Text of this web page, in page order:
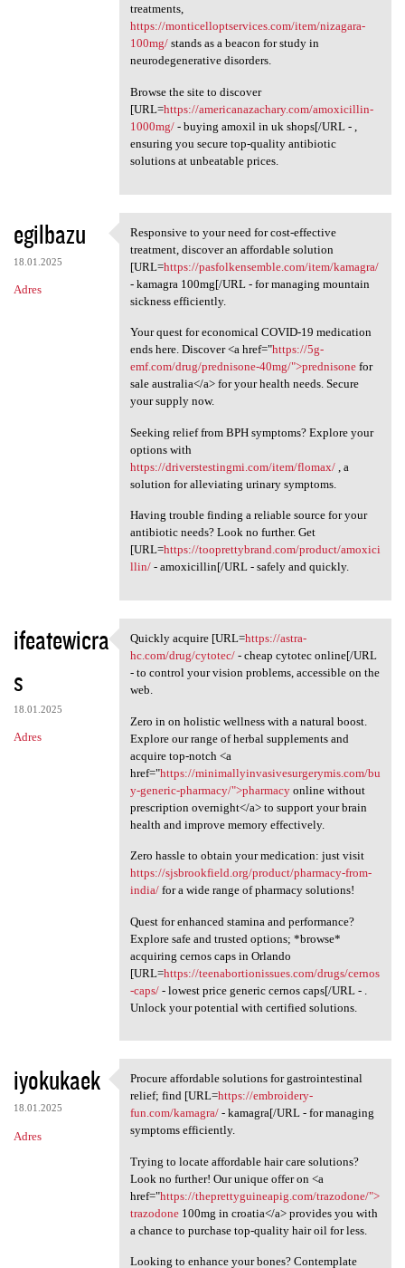
treatments,
https://monticelloptservices.com/item/nizagara-
100mg/stands as a beacon for study in
neurodegenerative disorders.
Browse the site to discover
[URL=https://americanazachary.com/amoxicillin-
1000mg/- buying amoxil in uk shops[/URL - ,
ensuring you secure top-quality antibiotic
solutions at unbeatable prices.
egilbazu
18.01.2025
Adres
Responsive to your need for
Responsive to your need for cost-effective
treatment, discover an affordable solution
[URL=https://pasfolkensemble.com/item/kamagra/
- kamagra 100mg[/URL - for managing mountain
sickness efficiently.
Your quest for economical COVID-19 medication
ends here. Discover <a href="https://5g-
emf.com/drug/prednisone-40mg/">prednisonefor
sale australia</a> for your health needs. Secure
your supply now.
Seeking relief from BPH symptoms? Explore your
options with
https://driverstestingmi.com/item/flomax/, a
solution for alleviating urinary symptoms.
Having trouble finding a reliable source for your
antibiotic needs? Look no further. Get
[URL=https://tooprettybrand.com/product/amoxici
llin/- amoxicillin[/URL - safely and quickly.
ifeatewicra
s
18.01.2025
Adres
Quickly acquire [URL=https:/
Quickly acquire [URL=https://astra-
hc.com/drug/cytotec/- cheap cytotec online[/URL
- to control your vision problems, accessible on the
web.
Zero in on holistic wellness with a natural boost.
Explore our range of herbal supplements and
acquire top-notch <a
href="https://minimallyinvasivesurgerymis.com/bu
y-generic-pharmacy/">pharmacyonline without
prescription overnight</a> to support your brain
health and improve memory effectively.
Zero hassle to obtain your medication: just visit
https://sjsbrookfield.org/product/pharmacy-from-
india/for a wide range of pharmacy solutions!
Quest for enhanced stamina and performance?
Explore safe and trusted options; *browse*
acquiring cernos caps in Orlando
[URL=https://teenabortionissues.com/drugs/cernos
-caps/- lowest price generic cernos caps[/URL - .
Unlock your potential with certified solutions.
iyokukaek
18.01.2025
Adres
Procure affordable solutions
Procure affordable solutions for gastrointestinal
relief; find [URL=https://embroidery-
fun.com/kamagra/- kamagra[/URL - for managing
symptoms efficiently.
Trying to locate affordable hair care solutions?
Look no further! Our unique offer on <a
href="https://theprettyguineapig.com/trazodone/">
trazodone100mg in croatia</a> provides you with
a chance to purchase top-quality hair oil for less.
Looking to enhance your bones? Contemplate